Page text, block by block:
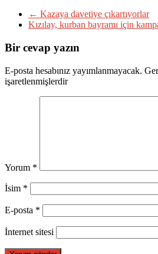
← Kazaya davetiye çıkartıyorlar
Kızılay, kurban bayramı için
Bir cevap yazın
E-posta hesabınız yayımlanmayacak.
işaretlenmişlerdir
Yorum *
İsim *
E-posta *
İnternet sitesi